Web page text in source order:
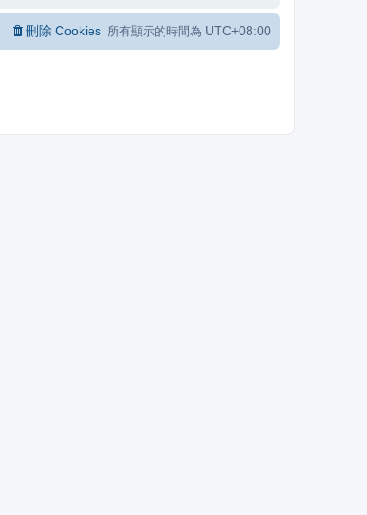
所有顯示的時間為 UTC+08:00
刪除 Cookies